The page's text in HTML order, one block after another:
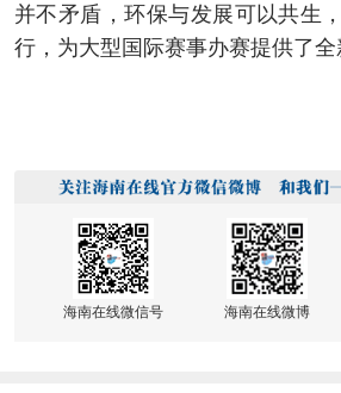
并不矛盾，环保与发展可以共生
行，为大型国际赛事办赛提供了全
海南在线微信号 海南在线微博